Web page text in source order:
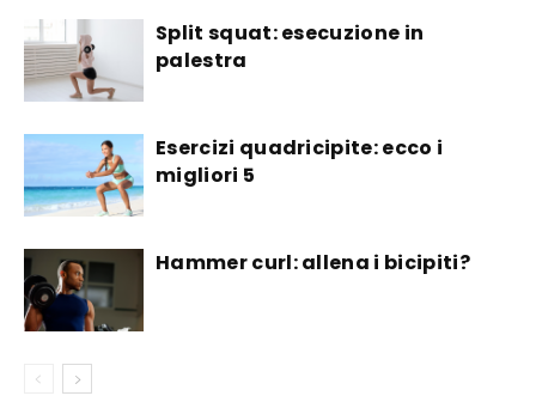
Split squat: esecuzione in
palestra
Esercizi quadricipite: ecco i
migliori 5
Hammer curl: allena i bicipiti?